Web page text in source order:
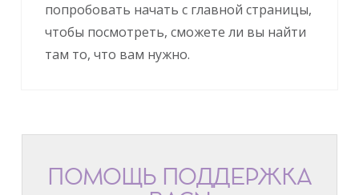
попробовать начать с главной страницы,
чтобы посмотреть, сможете ли вы найти
там то, что вам нужно.
ПОМОЩЬ ПОДДЕРЖКА